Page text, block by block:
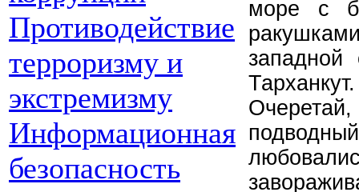
Противодействие
терроризму и
экстремизму
Информационная
безопасность
море с
западной